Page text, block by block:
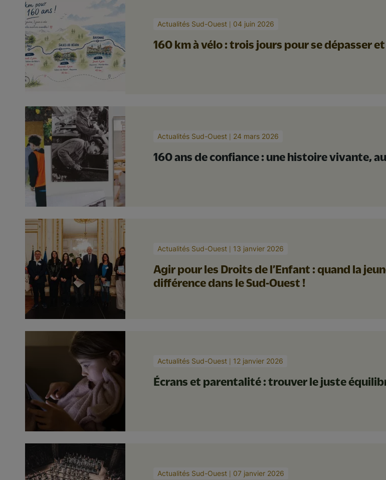
Actualités Sud-Ouest 04 juin 2026
160 km à vélo : trois jours pour se dépasser
Actualités Sud-Ouest 24 mars 2026
160 ans de confiance : une histoire vivante,
Actualités Sud-Ouest 13 janvier 2026
Agir pour les Droits de l’Enfant : quand la
différence dans le Sud-Ouest !
Actualités Sud-Ouest 12 janvier 2026
Écrans et parentalité : trouver le juste
Actualités Sud-Ouest 07 janvier 2026